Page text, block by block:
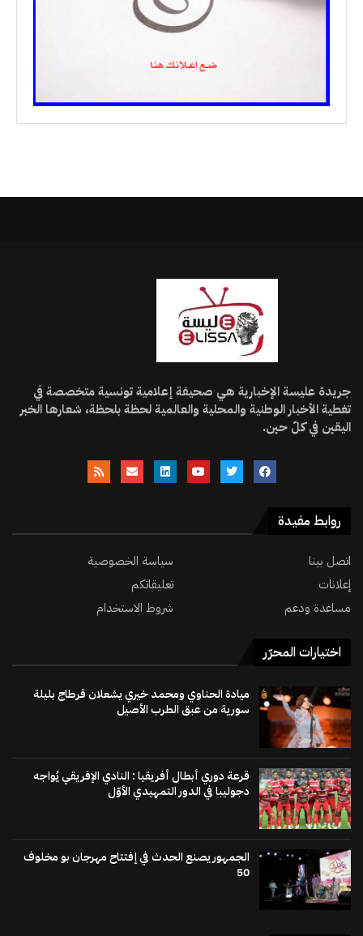
جريدة عليسة الإخبارية هي صحيفة إعلامية تونسية متخصصة في
تغطية الأخبار الوطنية والمحلية والعالمية لحظة بلحظة، شعارها الخبر
اليقين في كلّ حين.
روابط مفيدة
اتصل بينا
سياسة الخصوصية
إعلانات
تعليقاتكم
مساعدة ودعم
شروط الاستخدام
اختيارات المحرّر
ميادة الحناوي ومحمد خيري يشعلان قرطاج بليلة
سورية من عبق الطرب الأصيل
قرعة دوري أبطال أفريقيا : النادي الإفريقي يُواجه
دجوليبا في الدور التمهيدي الأوّل
الجمهور يصنع الحدث في إفتتاح مهرجان بو مخلوف
50